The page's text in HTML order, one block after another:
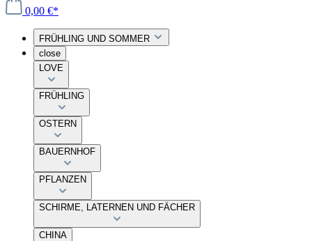
0,00 €*
FRÜHLING UND SOMMER
close
LOVE
FRÜHLING
OSTERN
BAUERNHOF
PFLANZEN
SCHIRME, LATERNEN UND FÄCHER
CHINA